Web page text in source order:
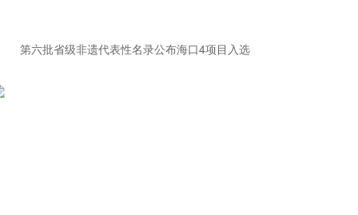
第六批省级非遗代表性名录公布海口4项目入选